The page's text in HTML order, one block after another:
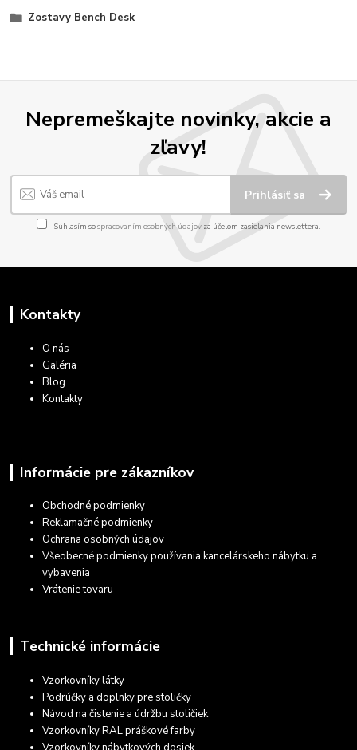
Zostavy Bench Desk
Nepremeškajte novinky, akcie a
zľavy!
Prihlásiť sa
Súhlasím sospracovaním osobných údajov za účelom zasielania newslettera.
Kontakty
O nás
Galéria
Blog
Kontakty
Informácie pre zákazníkov
Obchodné podmienky
Reklamačné podmienky
Ochrana osobných údajov
Všeobecné podmienky používania kancelárskeho nábytku a
vybavenia
Vrátenie tovaru
Technické informácie
Vzorkovníky látky
Podrúčky a doplnky pre stoličky
Návod na čistenie a údržbu stoličiek
Vzorkovníky RAL práškové farby